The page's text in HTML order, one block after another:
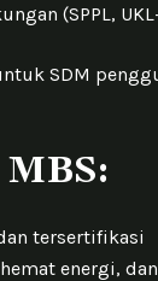
(SPPL,
SDM
tersertifikasi
energi,